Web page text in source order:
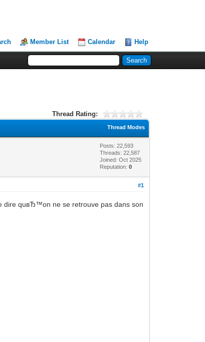
Member List Calendar Help
Thread Rating:
Thread Modes
Posts: 22,593
Threads: 22,587
Joined: Oct 2025
Reputation:0
#1
dire quвЂ™on ne se retrouve pas dans son